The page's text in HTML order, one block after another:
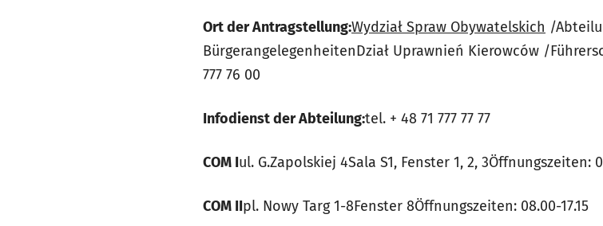
Ort der Antragstellung:Wydział Spraw Obywatelskich /
BürgerangelegenheitenDział Uprawnień Kierowców /
777 76 00
Infodienst der Abteilung:tel. + 48 71 777 77 77
COM Iul. G.Zapolskiej 4Sala S1, Fenster 1, 2, 3Öffnungszeiten:
COM IIpl. Nowy Targ 1-8Fenster 8Öffnungszeiten: 08.00-17.15